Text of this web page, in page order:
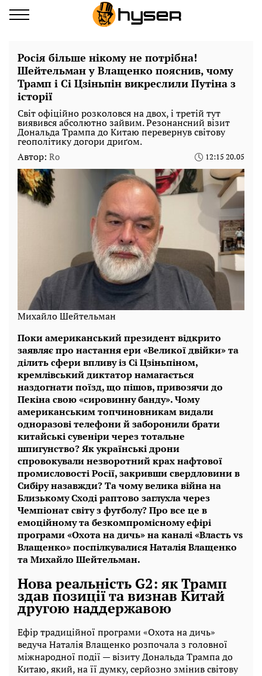
Росія більше нікому не потрібна!
Шейтельман у Влащенко пояснив, чому
Трамп і Сі Цзіньпін викреслили Путіна з
історії
Світ офіційно розколовся на двох, і третій тут
виявився абсолютно зайвим. Резонансний візит
Дональда Трампа до Китаю перевернув світову
геополітику догори дриґом.
Автор: Ro 12:15 20.05
Михайло Шейтельман
Поки американський президент відкрито
заявляє про настання ери «Великої двійки» та
ділить сфери впливу із Сі Цзіньпіном,
кремлівський диктатор намагається
наздогнати поїзд, що пішов, привозячи до
Пекіна свою «сировинну банду». Чому
американським топчиновникам видали
одноразові телефони й заборонили брати
китайські сувеніри через тотальне
шпигунство? Як українські дрони
спровокували незворотний крах нафтової
промисловості Росії, закривши свердловини в
Сибіру назавжди? Та чому велика війна на
Близькому Сході раптово заглухла через
Чемпіонат світу з футболу? Про все це в
емоційному та безкомпромісному ефірі
програми «Охота на дичь» на каналі «Власть vs
Влащенко» поспілкувалися Наталія Влащенко
та Михайло Шейтельман.
Нова реальність G2: як Трамп
здав позиції та визнав Китай
другою наддержавою
Ефір традиційної програми «Охота на дичь»
ведуча Наталія Влащенко розпочала з головної
міжнародної події — візиту Дональда Трампа до
Китаю, який, на її думку, серйозно змінив світову